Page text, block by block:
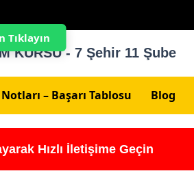
KURSU - 7 Şehir 11 Şube
– Başarı Tablosu Blog
Hızlı İletişime Geçin
Tıklayın